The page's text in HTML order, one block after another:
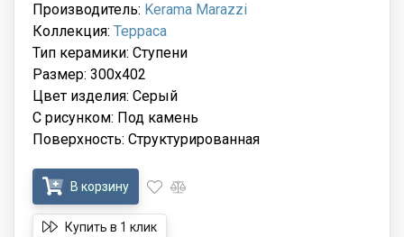
Производитель: Kerama Marazzi
Коллекция: Терраса
Тип керамики: Ступени
Размер: 300x402
Цвет изделия: Серый
С рисунком: Под камень
Поверхность: Структурированная
В корзину
Купить в 1 клик